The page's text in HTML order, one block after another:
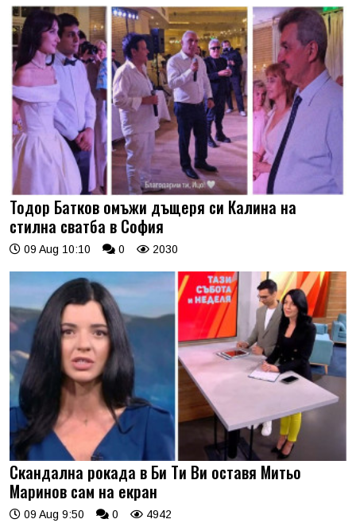
Тодор Батков омъжи дъщеря си Калина на
стилна сватба в София
09 Aug 10:10 0 2030
Скандална рокада в Би Ти Ви оставя Митьо
Маринов сам на екран
09 Aug 9:50 0 4942